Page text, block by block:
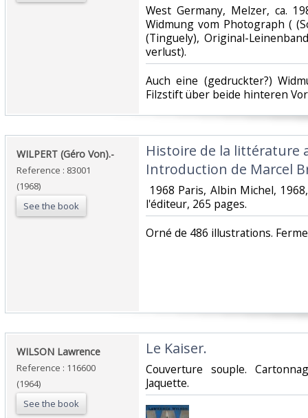
‎West Germany, Melzer, ca.
Widmung vom Photograph (
(Tinguely), Original-
verlust).‎
‎Auch eine (gedruckter?)
Filzstift über beide hinteren
‎WILPERT (Géro Von).-‎
Reference : 83001
(1968)
See the book
‎Histoire de la littérature
Introduction de Marcel
1968 Paris, Albin Michel,
l'éditeur, 265 pages. ‎
‎Orné de 486 illustrations.
‎WILSON Lawrence ‎
Reference : 116600
(1964)
See the book
‎Le Kaiser.‎
‎Couverture souple.
Jaquette.‎